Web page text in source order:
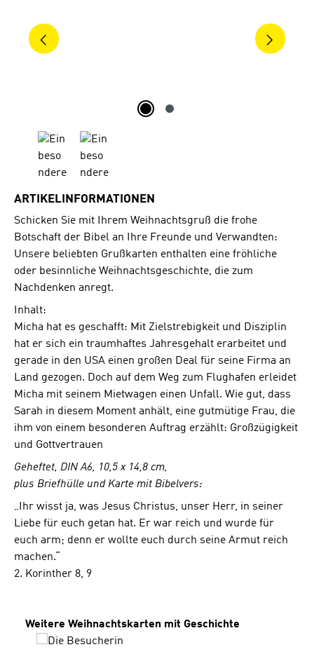
ARTIKELINFORMATIONEN
Schicken Sie mit Ihrem Weihnachtsgruß die frohe
Botschaft der Bibel an Ihre Freunde und Verwandten:
Unsere beliebten Grußkarten enthalten eine fröhliche
oder besinnliche Weihnachtsgeschichte, die zum
Nachdenken anregt.
Inhalt:
Micha hat es geschafft: Mit Zielstrebigkeit und Disziplin
hat er sich ein traumhaftes Jahresgehalt erarbeitet und
gerade in den USA einen großen Deal für seine Firma an
Land gezogen. Doch auf dem Weg zum Flughafen erleidet
Micha mit seinem Mietwagen einen Unfall. Wie gut, dass
Sarah in diesem Moment anhält, eine gutmütige Frau, die
ihm von einem besonderen Auftrag erzählt: Großzügigkeit
und Gottvertrauen
Geheftet, DIN A6, 10,5 x 14,8 cm,
plus Briefhülle und Karte mit Bibelvers:
„Ihr wisst ja, was Jesus Christus, unser Herr, in seiner
Liebe für euch getan hat. Er war reich und wurde für
euch arm; denn er wollte euch durch seine Armut reich
machen.“
2. Korinther 8, 9
Produktgalerie überspringen
Weitere Weihnachtskarten mit Geschichte